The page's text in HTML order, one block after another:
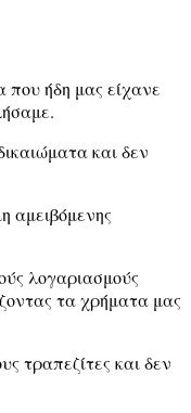
ήδη μας είχανε
και δεν
αμειβόμενης
λογαριασμούς
τα χρήματα μας
τραπεζίτες και δεν